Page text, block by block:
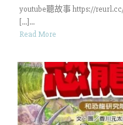
youtube聽故事 https://
[…]...
Read More